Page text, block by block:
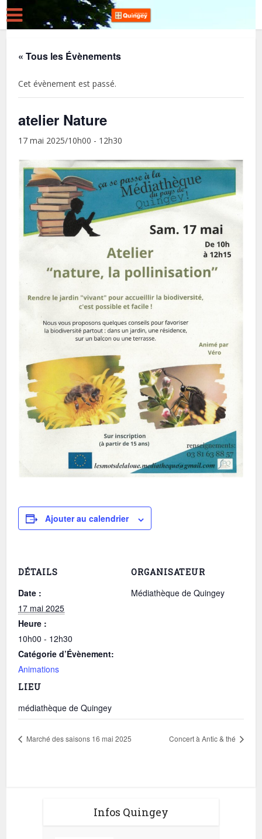
« Tous les Évènements
Cet évènement est passé.
atelier Nature
17 mai 2025/10h00 - 12h30
Ajouter au calendrier
DÉTAILS
Date :
17 mai 2025
Heure :
10h00 - 12h30
Catégorie d’Évènement:
Animations
LIEU
médiathèque de Quingey
ORGANISATEUR
Médiathèque de Quingey
Marché des saisons 16 mai 2025 Concert à Antic & thé
Infos Quingey